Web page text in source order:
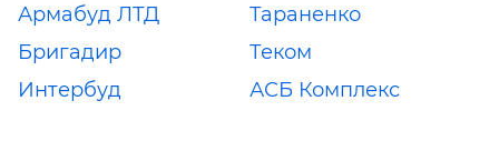
Армабуд ЛТД
Тараненко
Бригадир
Теком
Интербуд
АСБ Комплекс